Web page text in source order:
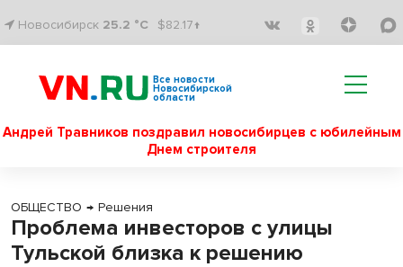
Новосибирск 25.2 °C $82.17↑
Все новости
Новосибирской
области
Андрей Травников поздравил новосибирцев с юбилейным
Днем строителя
ОБЩЕСТВО → Решения
Проблема инвесторов с улицы
Тульской близка к решению